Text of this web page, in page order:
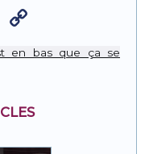
WhatsApp
Link
en bas que ça se